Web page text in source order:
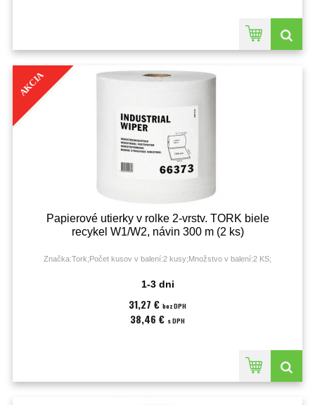
AKCIA
Papierové utierky v rolke 2-vrstv. TORK biele
recykel W1/W2, návin 300 m (2 ks)
Značka:Tork;Počet kusov v balení:2 kusy;Množstvo v balení:2 KS;
1-3 dni
31,27 € bez DPH
38,46 € s DPH